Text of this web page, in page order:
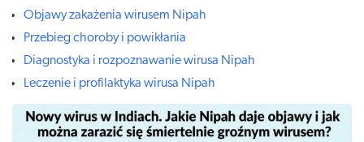
Objawy zakażenia wirusem Nipah
Przebieg choroby i powikłania
Diagnostyka i rozpoznawanie wirusa Nipah
Leczenie i profilaktyka wirusa Nipah